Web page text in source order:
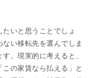
いと思うことでしょ
い移転先を選んでしま
。現実的に考えると、
の家賃なら払える」と